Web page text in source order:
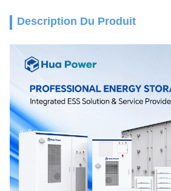
Description Du Produit